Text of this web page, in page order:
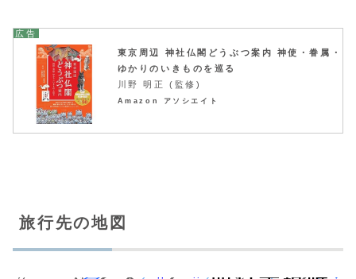
東京周辺 神社仏閣どうぶつ案内 神使・眷属・
ゆかりのいきものを巡る
川野 明正 (監修)
Amazon アソシエイト
旅行先の地図